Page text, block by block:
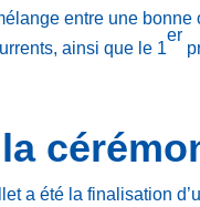
entre une
ainsi que le 1
er
a été la finalisation